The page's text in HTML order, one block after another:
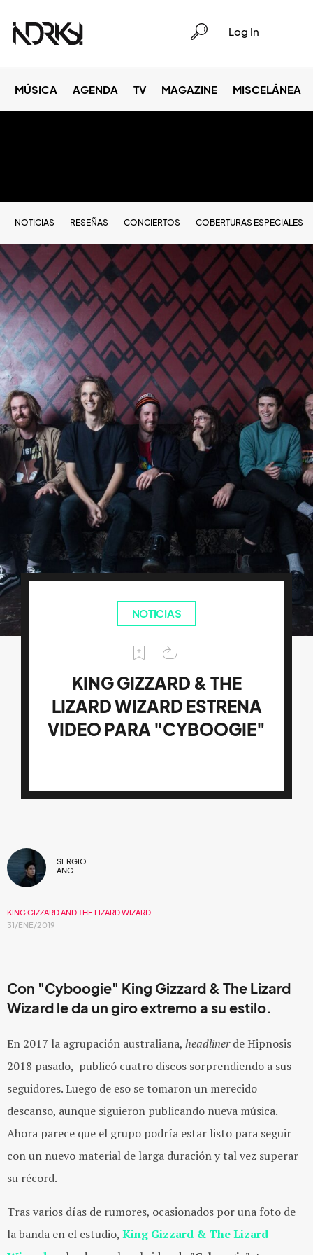
Log In
MÚSICA AGENDA TV MAGAZINE MISCELÁNEA
NOTICIAS RESEÑAS CONCIERTOS COBERTURAS ESPECIALES
NOTICIAS
KING GIZZARD & THE
LIZARD WIZARD ESTRENA
VIDEO PARA "CYBOOGIE"
SERGIO
ANG
KING GIZZARD AND THE LIZARD WIZARD
31/ENE/2019
Con "Cyboogie" King Gizzard & The Lizard
Wizard le da un giro extremo a su estilo.
En 2017 la agrupación australiana, headlinerde Hipnosis
2018 pasado, publicó cuatro discos sorprendiendo a sus
seguidores. Luego de eso se tomaron un merecido
descanso, aunque siguieron publicando nueva música.
Ahora parece que el grupo podría estar listo para seguir
con un nuevo material de larga duración y tal vez superar
su récord.
Tras varios días de rumores, ocasionados por una foto de
la banda en el estudio, King Gizzard & The Lizard